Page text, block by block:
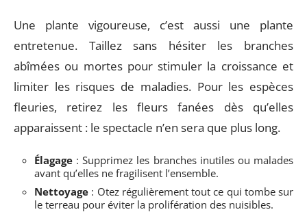
Une plante vigoureuse, c’est aussi une plante
entretenue. Taillez sans hésiter les branches
abîmées ou mortes pour stimuler la croissance et
limiter les risques de maladies. Pour les espèces
fleuries, retirez les fleurs fanées dès qu’elles
apparaissent : le spectacle n’en sera que plus long.
Élagage : Supprimez les branches inutiles ou malades
avant qu’elles ne fragilisent l’ensemble.
Nettoyage : Otez régulièrement tout ce qui tombe sur
le terreau pour éviter la prolifération des nuisibles.